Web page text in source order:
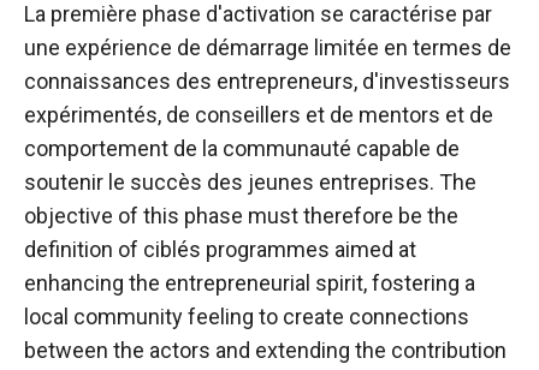
La première phase d'activation se caractérise par
une expérience de démarrage limitée en termes de
connaissances des entrepreneurs, d'investisseurs
expérimentés, de conseillers et de mentors et de
comportement de la communauté capable de
soutenir le succès des jeunes entreprises. The
objective of this phase must therefore be the
definition of ciblés programmes aimed at
enhancing the entrepreneurial spirit, fostering a
local community feeling to create connections
between the actors and extending the contribution